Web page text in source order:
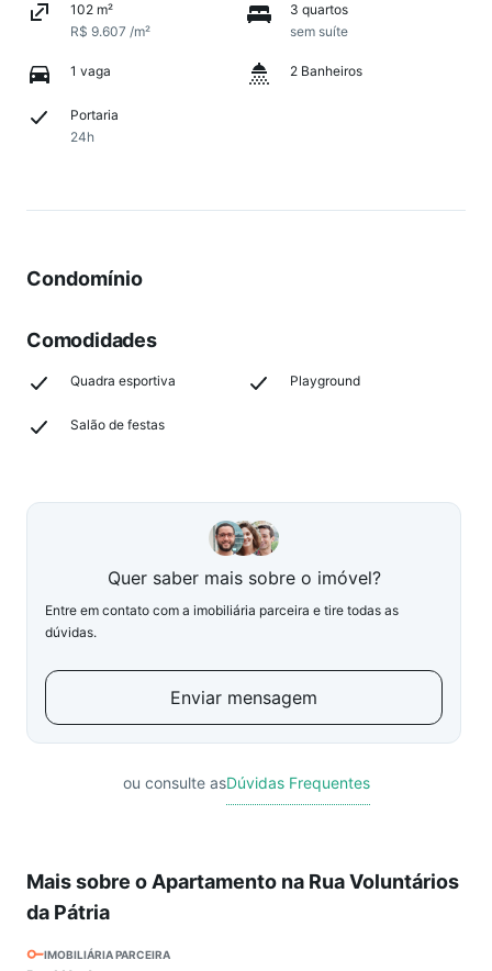
102 m²
R$ 9.607 /m²
3 quartos
sem suíte
1 vaga 2 Banheiros
Portaria
24h
Condomínio
Comodidades
Quadra esportiva Playground
Salão de festas
Quer saber mais sobre o imóvel?
Entre em contato com a imobiliária parceira e tire todas as
dúvidas.
Enviar mensagem
ou consulte asDúvidas Frequentes
Mais sobre o Apartamento na Rua Voluntários
da Pátria
IMOBILIÁRIA PARCEIRA